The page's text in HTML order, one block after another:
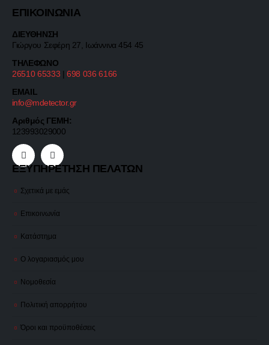
ΕΠΙΚΟΙΝΩΝΙΑ
ΔΙΕΥΘΗΝΣΗ
Γιώργου Σεφέρη 27, Ιωάννινα 454 45
ΤΗΛΕΦΩΝΟ
26510 65333 |698 036 6166
EMAIL
info@mdetector.gr
Αριθμός ΓΕΜΗ:
123993029000
ΕΞΥΠΗΡΕΤΗΣΗ ΠΕΛΑΤΩΝ
Σχετικά με εμάς
Επικοινωνία
Κατάστημα
Ο λογαριασμός μου
Νομοθεσία
Πολιτική απορρήτου
Όροι και προϋποθέσεις